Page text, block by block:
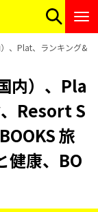
、Plat、ランキング&
内）、Pla
Resort S
旅
健康、BO